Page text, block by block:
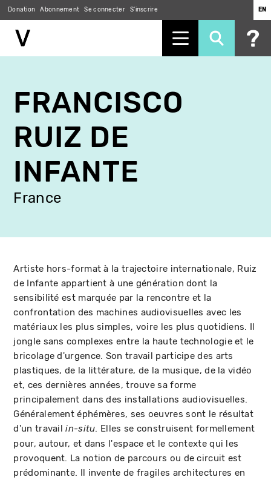
contenu
principal
Donation Abonnement Se connecter S'inscrire EN
FRANCISCO
RUIZ DE
INFANTE
France
Artiste hors-format à la trajectoire internationale, Ruiz
de Infante appartient à une génération dont la
sensibilité est marquée par la rencontre et la
confrontation des machines audiovisuelles avec les
matériaux les plus simples, voire les plus quotidiens. Il
jongle sans complexes entre la haute technologie et le
bricolage d'urgence. Son travail participe des arts
plastiques, de la littérature, de la musique, de la vidéo
et, ces dernières années, trouve sa forme
principalement dans des installations audiovisuelles.
Généralement éphémères, ses oeuvres sont le résultat
d'un travailin-situ. Elles se construisent formellement
pour, autour, et dans l'espace et le contexte qui les
provoquent. La notion de parcours ou de circuit est
prédominante. Il invente de fragiles architectures en